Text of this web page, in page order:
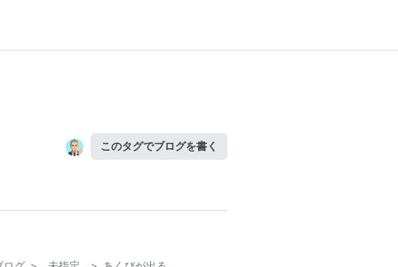
このタグでブログを書く